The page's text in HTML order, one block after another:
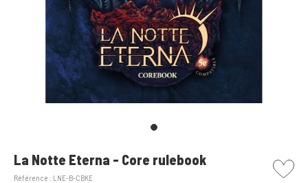
La Notte Eterna - Core rulebook
Référence : LNE-B-CBKE
picto